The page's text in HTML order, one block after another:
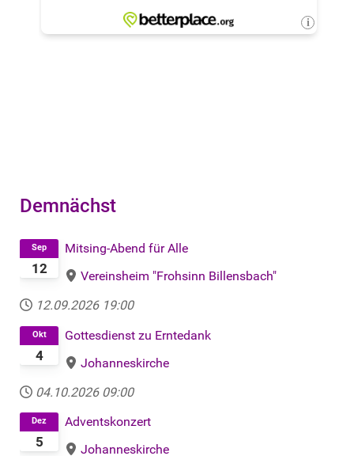
Demnächst
12
Sep
Mitsing-Abend für Alle
Vereinsheim "Frohsinn Billensbach"
12.09.2026 19:00
4
Okt
Gottesdienst zu Erntedank
Johanneskirche
04.10.2026 09:00
5
Dez
Adventskonzert
Johanneskirche